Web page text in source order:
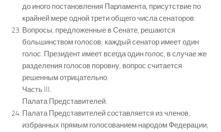
до иного постановления Парламента, присутствие по
крайней мере одной трети общего числа сенаторов.
Вопросы, предложенные в Сенате, решаются
большинством голосов; каждый сенатор имеет один
голос. Президент имеет всегда один голос, в случае же
разделения голосов поровну, вопрос считается
решенным отрицательно.
Часть III.
Палата Представителей.
Палата Представителей составляется из членов,
избранных прямым голосованием народом Федерации;